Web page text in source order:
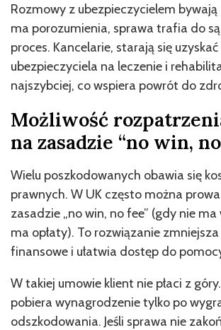
Rozmowy z ubezpieczycielem bywają
ma porozumienia, sprawa trafia do
proces. Kancelarie, starają się
ubezpieczyciela na leczenie i
najszybciej, co wspiera powrót do
Możliwość
na zasadzie “no win,
Wielu poszkodowanych obawia się
prawnych. W UK często można
zasadzie „no win, no fee” (gdy nie
ma opłaty). To rozwiązanie
finansowe i ułatwia dostęp do
W takiej umowie klient nie płaci z
pobiera wynagrodzenie tylko po
odszkodowania. Jeśli sprawa nie